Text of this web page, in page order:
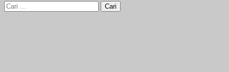
Cari
untuk: